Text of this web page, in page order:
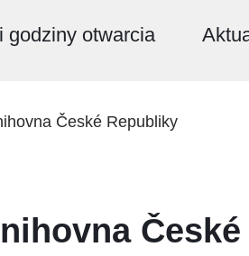
godziny otwarcia
České Republiky